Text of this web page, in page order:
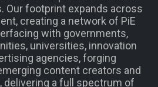
Our footprint expands across
creating a network of PiE
with governments,
universities, innovation
agencies, forging
content creators and
delivering a full spectrum of